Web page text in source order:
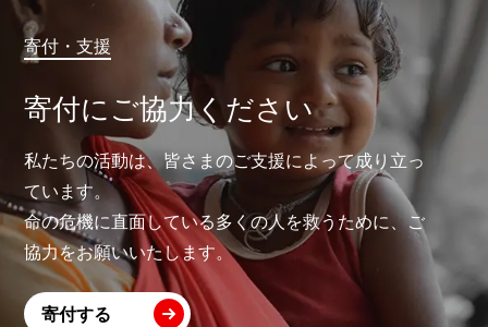
寄付・支援
寄付にご協力ください
私たちの活動は、皆さまのご支援によって成り立っ
ています。
命の危機に直面している多くの人を救うために、ご
協力をお願いいたします。
寄付する